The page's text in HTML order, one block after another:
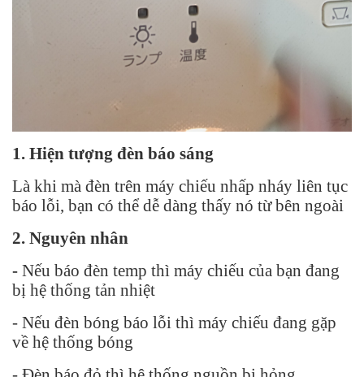
1. Hiện tượng đèn báo sáng
Là khi mà đèn trên máy chiếu nhấp nháy liên tục
báo lỗi, bạn có thể dễ dàng thấy nó từ bên ngoài
2. Nguyên nhân
- Nếu báo đèn temp thì máy chiếu của bạn đang
bị hệ thống tản nhiệt
- Nếu đèn bóng báo lỗi thì máy chiếu đang gặp
về hệ thống bóng